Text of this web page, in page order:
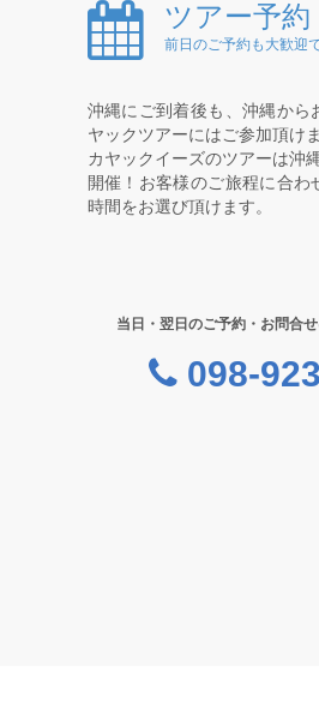
ツアー予約
前日のご予約も大歓迎
沖縄にご到着後も、沖縄から
ヤックツアーにはご参加頂け
カヤックイーズのツアーは沖
開催！お客様のご旅程に合わ
時間をお選び頂けます。
当日・翌日のご予約・お問合
098-